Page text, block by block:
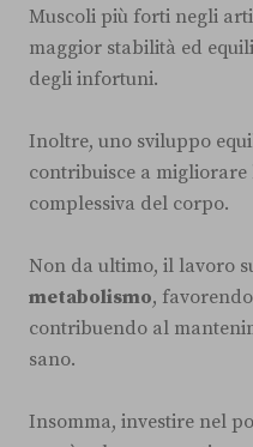
Muscoli più forti negli
maggior stabilità ed
degli infortuni.
Inoltre, uno sviluppo
contribuisce a
complessiva del corpo.
Non da ultimo, il lavoro
metabolismo,
contribuendo al
sano.
Insomma, investire nel